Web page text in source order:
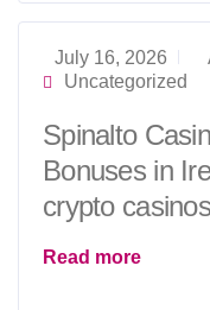
July 16, 2026
Uncategorized
Spinalto
Bonuses in
crypto casinos
Read more